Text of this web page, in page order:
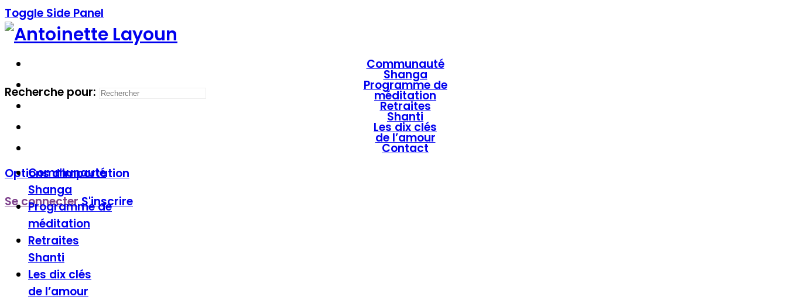
Toggle Side Panel
Communauté
Shanga
Programme de
méditation
Retraites
Shanti
Les dix clés
de l’amour
Contact
Options d'importation
Se connecterS'inscrire
Recherche pour:
Communauté
Shanga
Programme de
méditation
Retraites
Shanti
Les dix clés
de l’amour